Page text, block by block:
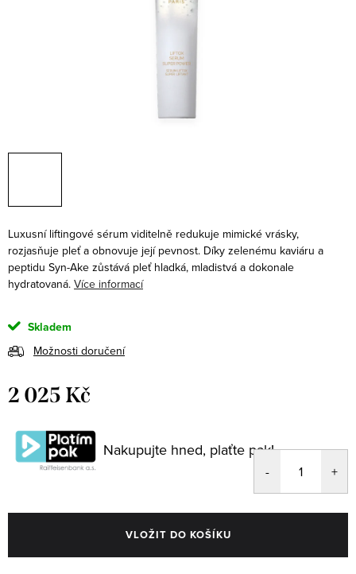
Luxusní liftingové sérum viditelně redukuje mimické vrásky,
rozjasňuje pleť a obnovuje její pevnost. Díky zelenému kaviáru a
peptidu Syn-Ake zůstává pleť hladká, mladistvá a dokonale
hydratovaná. Více informací
Skladem
Možnosti doručení
2 025 Kč
cena:
Nakupujte hned, plaťte pak!
VLOŽIT DO KOŠÍKU